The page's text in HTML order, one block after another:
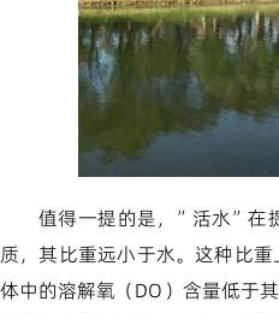
值得一提的是，”活水”在
质，其比重远小于水。这种比
体中的溶解氧（DO）含量低于